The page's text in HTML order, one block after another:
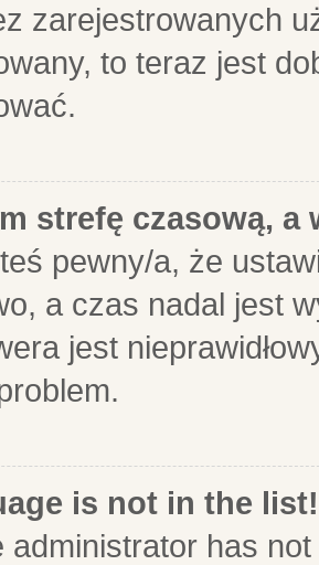
zarejestrowanych
to teraz jest
strefę czasową,
pewny/a, że
a czas nadal jest
jest
is not in the list!
administrator has